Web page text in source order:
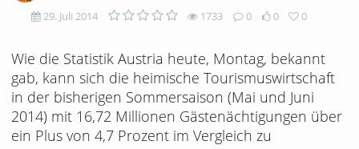
29. Juli 2014 1733
1733
views
0
Kommentare
0
likes
0
favorites
Wie die Statistik Austria heute, Montag, bekannt
gab, kann sich die heimische Tourismuswirtschaft
in der bisherigen Sommersaison (Mai und Juni
2014) mit 16,72 Millionen Gästenächtigungen über
ein Plus von 4,7 Prozent im Vergleich zu